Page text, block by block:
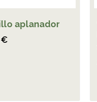
aplanador
€